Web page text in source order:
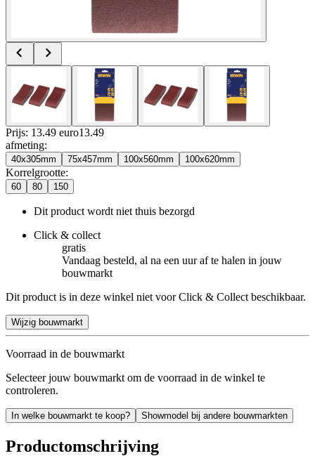
Prijs: 13.49 euro13.49
afmeting:
40x305mm 75x457mm 100x560mm 100x620mm
Korrelgrootte:
60 80 150
Dit product wordt niet thuis bezorgd
Click & collect
gratis
Vandaag besteld, al na een uur af te halen in jouw
bouwmarkt
Dit product is in deze winkel niet voor Click & Collect beschikbaar.
Wijzig bouwmarkt
Voorraad in de bouwmarkt
Selecteer jouw bouwmarkt om de voorraad in de winkel te
controleren.
In welke bouwmarkt te koop? Showmodel bij andere bouwmarkten
Productomschrijving